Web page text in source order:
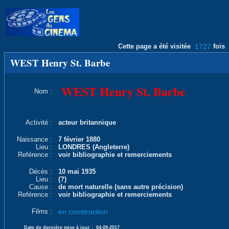
Cette page a été visitée 1727 fois
WEST Henry St. Barbe
Nom : WEST Henry St. Barbe
Activité : acteur britannique
Naissance :
7 février 1880
Lieu :
LONDRES (Angleterre)
Reférence :
voir bibliographie et remerciements
Décès :
10 mai 1935
Lieu :
(?)
Cause :
de mort naturelle (sans autre précision)
Reférence :
voir bibliographie et remerciements
Films : en construction
Date de dernière mise à jour : 04-09-2017